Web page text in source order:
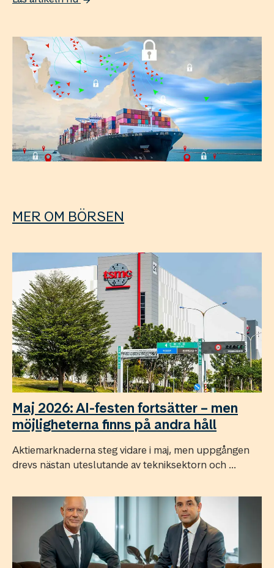
MER OM BÖRSEN
Maj 2026: AI-festen fortsätter – men
möjligheterna finns på andra håll
Aktiemarknaderna steg vidare i maj, men uppgången
drevs nästan uteslutande av tekniksektorn och ...